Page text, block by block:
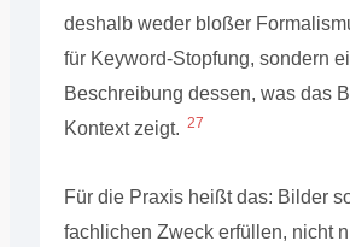
deshalb weder bloßer
für Keyword-Stopfung, sondern
Beschreibung dessen, was das
Kontext zeigt. 27
Für die Praxis heißt das: Bilder
fachlichen Zweck erfüllen, nicht